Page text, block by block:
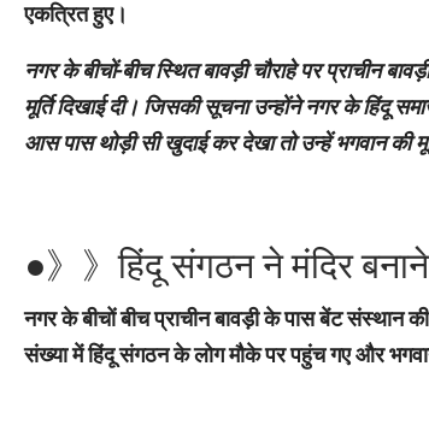
एकत्रित हुए।
नगर के बीचों-बीच स्थित बावड़ी चौराहे पर प्राचीन
मूर्ति दिखाई दी। जिसकी सूचना उन्होंने नगर के हिंदू
आस पास थोड़ी सी खुदाई कर देखा तो उन्हें भगवान की
●》》हिंदू संगठन ने मंदिर बनाने
नगर के बीचों बीच प्राचीन बावड़ी के पास बेंट संस्थान
संख्या में हिंदू संगठन के लोग मौके पर पहुंच गए और